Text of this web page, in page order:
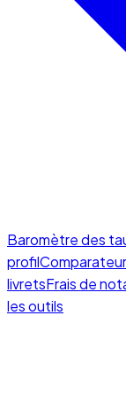
Baromètre des
profil
livretsFrais de
les outils